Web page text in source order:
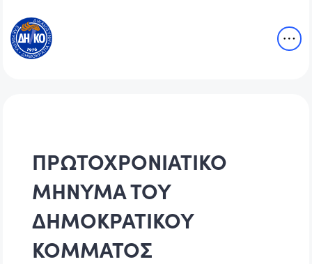
ΠΡΩΤΟΧΡΟΝΙΑΤΙΚΟ
ΜΗΝΥΜΑ ΤΟΥ
ΔΗΜΟΚΡΑΤΙΚΟΥ
ΚΟΜΜΑΤΟΣ